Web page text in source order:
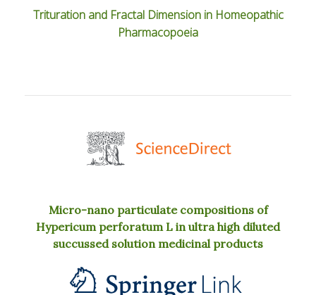
Trituration and Fractal Dimension in Homeopathic
Pharmacopoeia
Micro-nano particulate compositions of
Hypericum perforatum L in ultra high diluted
succussed solution medicinal products